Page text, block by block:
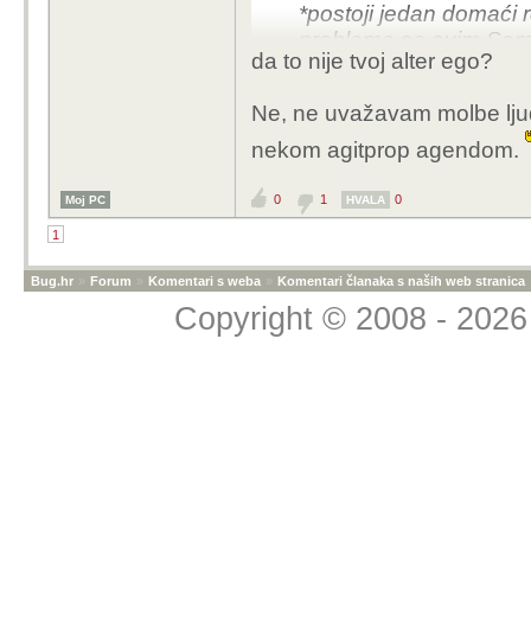
*postoji jedan domaći
probleme sa ovim
da to nije tvoj alter ego?
Ne, ne uvažavam molbe
nekom agitprop agendom.
Moj PC 0 1 HVALA 0
1
Bug.hr » Forum » Komentari s weba » Komentari članaka s naših web stranica
Copyright © 2008 -